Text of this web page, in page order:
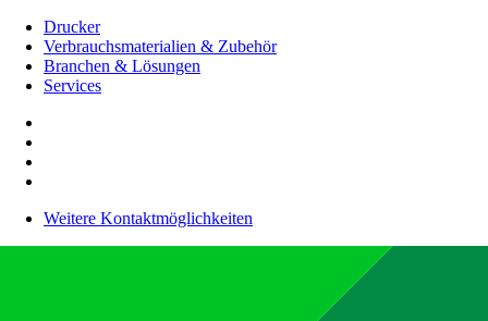
Drucker
Verbrauchsmaterialien & Zubehör
Branchen & Lösungen
Services
Weitere Kontaktmöglichkeiten